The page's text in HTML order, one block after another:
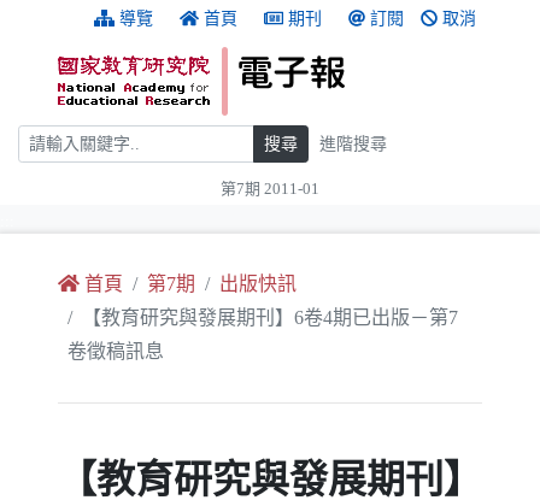
跳到主要內容 導覽 首頁 期刊 訂閱 取消
搜尋 搜尋 進階搜尋
第7期 2011-01
首頁 第7期
出版快訊
【教育研究與發展期刊】6卷4期已出版－第7
卷徵稿訊息
【教育研究與發展期刊】